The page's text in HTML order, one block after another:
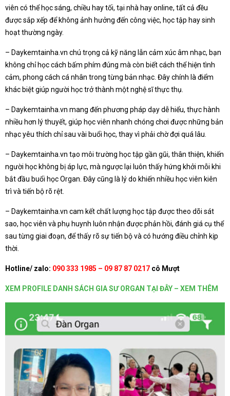
viên có thể học sáng, chiều hay tối, tại nhà hay online, tất cả đều
được sắp xếp để không ảnh hưởng đến công việc, học tập hay sinh
hoạt thường ngày.
– Daykemtainha.vn chú trọng cả kỹ năng lẫn cảm xúc âm nhạc, bạn
không chỉ học cách bấm phím đúng mà còn biết cách thể hiện tình
cảm, phong cách cá nhân trong từng bản nhạc. Đây chính là điểm
khác biệt giúp người học trở thành một nghệ sĩ thực thụ.
– Daykemtainha.vn mang đến phương pháp dạy dễ hiểu, thực hành
nhiều hơn lý thuyết, giúp học viên nhanh chóng chơi được những bản
nhạc yêu thích chỉ sau vài buổi học, thay vì phải chờ đợi quá lâu.
– Daykemtainha.vn tạo môi trường học tập gần gũi, thân thiện, khiến
người học không bị áp lực, mà ngược lại luôn thấy hứng khởi mỗi khi
bắt đầu buổi học Organ. Đây cũng là lý do khiến nhiều học viên kiên
trì và tiến bộ rõ rệt.
– Daykemtainha.vn cam kết chất lượng học tập được theo dõi sát
sao, học viên và phụ huynh luôn nhận được phản hồi, đánh giá cụ thể
sau từng giai đoạn, để thấy rõ sự tiến bộ và có hướng điều chỉnh kịp
thời.
Hotline/ zalo: 090 333 1985 – 09 87 87 0217 cô Mượt
XEM PROFILE DANH SÁCH GIA SƯ ORGAN TẠI ĐÂY – XEM THÊM